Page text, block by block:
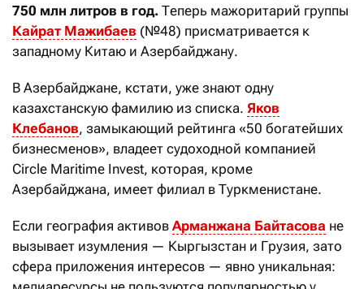
750 млн литров в год. Теперь мажоритарий группы
Кайрат Мажибаев (№48) присматривается к
западному Китаю и Азербайджану.
В Азербайджане, кстати, уже знают одну
казахстанскую фамилию из списка. Яков
Клебанов, замыкающий рейтинга «50 богатейших
бизнесменов», владеет судоходной компанией
Circle Maritime Invest, которая, кроме
Азербайджана, имеет филиал в Туркменистане.
Если география активов Арманжана Байтасова не
вызывает изумления — Кыргызстан и Грузия, зато
сфера приложения интересов — явно уникальная: